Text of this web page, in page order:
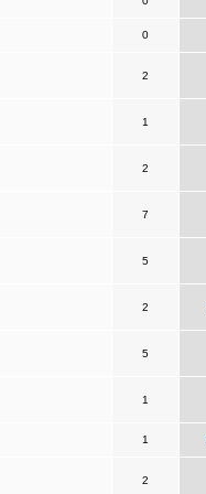
0
2
1
2
7
5
2
5
1
1
2